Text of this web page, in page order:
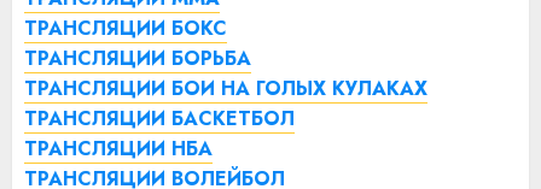
ТРАНСЛЯЦИИ БОКС
ТРАНСЛЯЦИИ БОРЬБА
ТРАНСЛЯЦИИ БОИ НА ГОЛЫХ КУЛАКАХ
ТРАНСЛЯЦИИ БАСКЕТБОЛ
ТРАНСЛЯЦИИ НБА
ТРАНСЛЯЦИИ ВОЛЕЙБОЛ